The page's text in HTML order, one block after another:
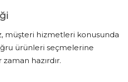
müşteri hizmetleri konusunda
ürünleri seçmelerine
hazırdır.